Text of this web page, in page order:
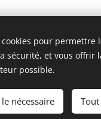
-
E.M.T & AUM est
All Rights Reserved -
pour permettre
sécurité, et vous offrir
possible.
nécessaire